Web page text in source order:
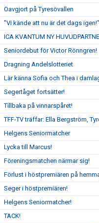
Oavgjort på Tyresövallen
"Vi kände att nu är det dags igen!"
ICA KVANTUM NY
Seniordebut för Victor Rönngren!
Dragning Andelslotteriet
Lär känna Sofia och Thea i
Segertåget fortsätter!
Tillbaka på vinnarspåret!
TFF-TV träffar: Ella Bergström,
Helgens Seniormatcher
Lycka till Marcus!
Föreningsmatchen närmar sig!
Förlust i höstpremiären på
Seger i höstpremiären!
Helgens Seniormatcher!
TACK!